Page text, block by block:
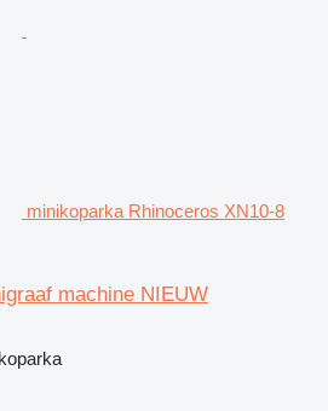
minikoparka Rhinoceros XN10-8
machine NIEUW